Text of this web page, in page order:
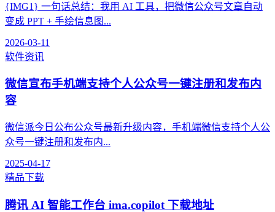
{IMG1} 一句话总结：我用 AI 工具，把微信公众号文章自动
变成 PPT + 手绘信息图...
2026-03-11
软件资讯
微信宣布手机端支持个人公众号一键注册和发布内
容
微信派今日公布公众号最新升级内容，手机端微信支持个人公
众号一键注册和发布内...
2025-04-17
精品下载
腾讯 AI 智能工作台 ima.copilot 下载地址